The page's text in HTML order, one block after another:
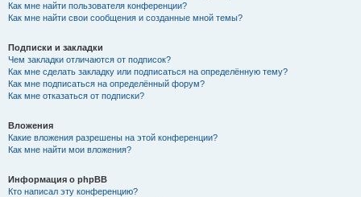
Как мне найти пользователя конференции?
Как мне найти свои сообщения и созданные мной темы?
Подписки и закладки
Чем закладки отличаются от подписок?
Как мне сделать закладку или подписаться на определённую тему?
Как мне подписаться на определённый форум?
Как мне отказаться от подписки?
Вложения
Какие вложения разрешены на этой конференции?
Как мне найти мои вложения?
Информация о phpBB
Кто написал эту конференцию?